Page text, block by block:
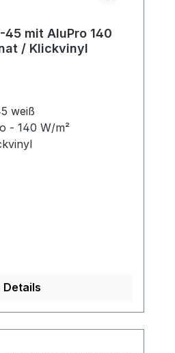
45 mit AluPro 140
/ Klickvinyl
weiß
- 140 W/m²
Details